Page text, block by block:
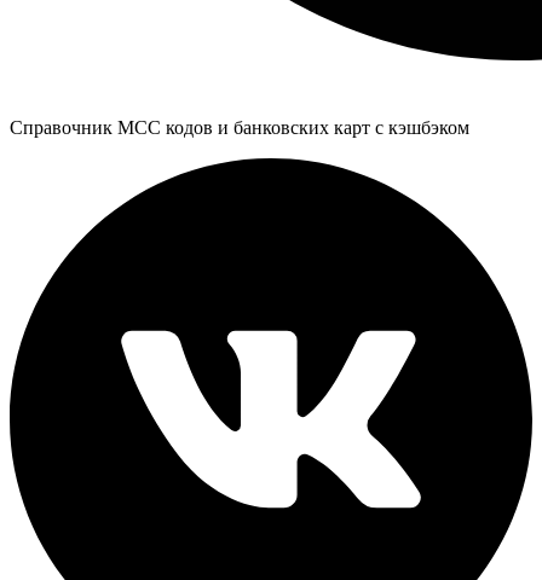
Справочник MCC кодов и банковских карт с кэшбэком